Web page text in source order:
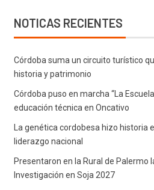
NOTICAS RECIENTES
Córdoba suma un circuito turístico
historia y patrimonio
Córdoba puso en marcha “La
educación técnica en Oncativo
La genética cordobesa hizo historia
liderazgo nacional
Presentaron en la Rural de Palermo
Investigación en Soja 2027